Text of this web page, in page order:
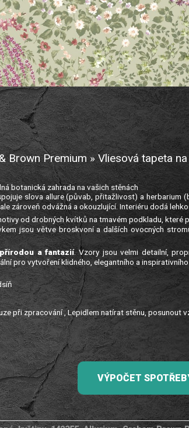
Brown Premium » Vliesová tapeta
botanická zahrada na vašich stěnách
slova allure (půvab, přitažlivost) a
zároveň odvážná a okouzlující. Interiéru dodá
od drobných kvítků na tmavém podkladu, které
jsou větve broskvoní a dalších ovocných
a fantazií. Vzory jsou velmi detailní,
pro vytvoření klidného, elegantního a inspirativního
při zpracování , Lepidlem natírat stěnu, posunout
VÝPOČET